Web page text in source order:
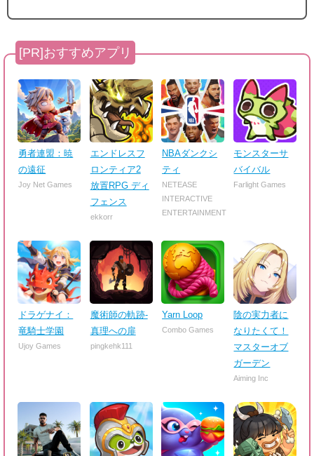
勇者連盟：暁
の遠征
Joy Net Games
エンドレスフ
ロンティア2
放置RPG ディ
フェンス
ekkorr
NBAダンクシ
ティ
NETEASE
INTERACTIVE
ENTERTAINMENT
モンスターサ
バイバル
Farlight Games
ドラゲナイ：
竜騎士学園
Ujoy Games
魔術師の軌跡-
真理への扉
pingkehk111
Yarn Loop
Combo Games
陰の実力者に
なりたくて！
マスターオブ
ガーデン
Aiming Inc